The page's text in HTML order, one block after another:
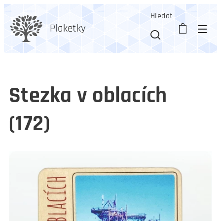
Plaketky
Hledat
Stezka v oblacích
(172)